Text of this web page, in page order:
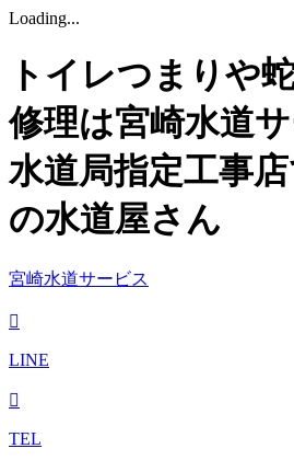
Loading...
トイレつまりや
修理は宮崎水道
水道局指定工事
の水道屋さん
宮崎水道サービス
LINE
TEL